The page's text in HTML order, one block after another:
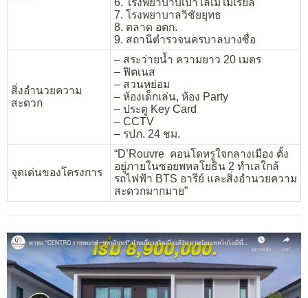
6. โรงพยาบาบเปาโลเมโมเรียล
7. โรงพยาบาลวิชัยยุทธ
8. ตลาด อตก.
9. สถานีตำรวจนครบาลบางซื่อ
สิ่งอำนวยความ
สะดวก
– สระว่ายน้ำ ความยาว 20 เมตร
– ฟิตเนส
– สวนหย่อม
– ห้องเด็กเล่น, ห้อง Party
– ประตู Key Card
– CCTV
– รปภ. 24 ชม.
จุดเด่นของโครงการ
“D’Rouvre คอนโดหรูใจกลางเมือง ตั้ง
อยู่ภายในซอยพหลโยธิน 2 ทำเลใกล้
รถไฟฟ้า BTS อารีย์ และสิ่งอำนวยความ
สะดวกมากมาย”